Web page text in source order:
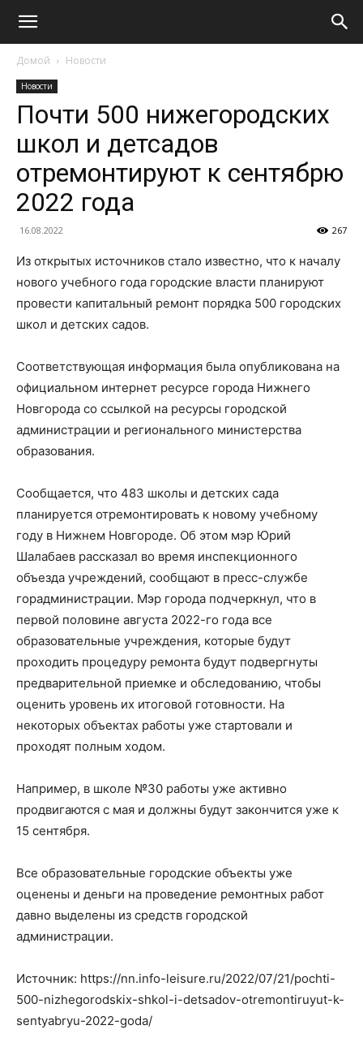
Домой Новости
Новости
Почти 500 нижегородских
школ и детсадов
отремонтируют к сентябрю
2022 года
16.08.2022 267
Из открытых источников стало известно, что к началу
нового учебного года городские власти планируют
провести капитальный ремонт порядка 500 городских
школ и детских садов.
Соответствующая информация была опубликована на
официальном интернет ресурсе города Нижнего
Новгорода со ссылкой на ресурсы городской
администрации и регионального министерства
образования.
Сообщается, что 483 школы и детских сада
планируется отремонтировать к новому учебному
году в Нижнем Новгороде. Об этом мэр Юрий
Шалабаев рассказал во время инспекционного
объезда учреждений, сообщают в пресс-службе
горадминистрации. Мэр города подчеркнул, что в
первой половине августа 2022-го года все
образовательные учреждения, которые будут
проходить процедуру ремонта будут подвергнуты
предварительной приемке и обследованию, чтобы
оценить уровень их итоговой готовности. На
некоторых объектах работы уже стартовали и
проходят полным ходом.
Например, в школе №30 работы уже активно
продвигаются с мая и должны будут закончится уже к
15 сентября.
Все образовательные городские объекты уже
оценены и деньги на проведение ремонтных работ
давно выделены из средств городской
администрации.
Источник: https://nn.info-leisure.ru/2022/07/21/pochti-
500-nizhegorodskix-shkol-i-detsadov-otremontiruyut-k-
sentyabryu-2022-goda/